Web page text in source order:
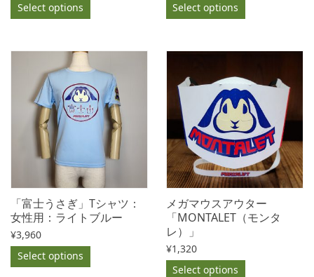
Select options
Select options
「富士うさぎ」Tシャツ：
女性用：ライトブルー
¥3,960
Select options
メガマウスアウター
「MONTALET（モンタ
レ）」
¥1,320
Select options